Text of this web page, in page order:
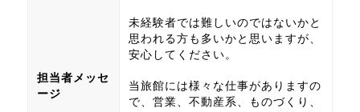
担当者メッセ
ージ
未経験者では難しいのではないかと
思われる方も多いかと思いますが、
安心してください。
当旅館には様々な仕事がありますの
で、営業、不動産系、ものづくり、